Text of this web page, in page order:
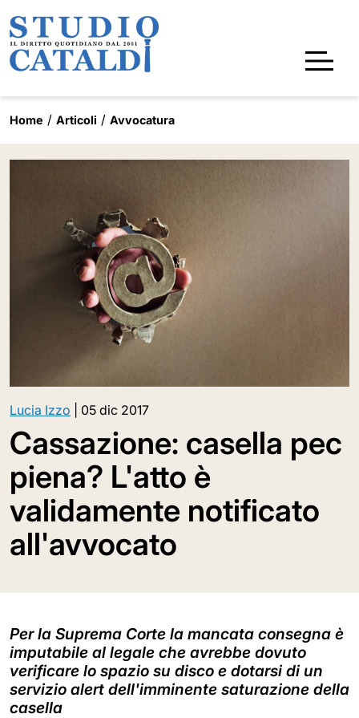
Home Articoli Avvocatura
Lucia Izzo 05 dic 2017
Cassazione: casella pec
piena? L'atto è
validamente notificato
all'avvocato
Per la Suprema Corte la mancata consegna è
imputabile al legale che avrebbe dovuto
verificare lo spazio su disco e dotarsi di un
servizio alert dell'imminente saturazione della
casella